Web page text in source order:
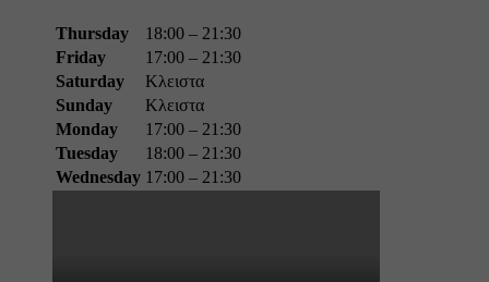
Thursday
18:00 – 21:30
Friday
17:00 – 21:30
Saturday
Κλειστα
Sunday
Κλειστα
Monday
17:00 – 21:30
Tuesday
18:00 – 21:30
Wednesday 17:00 – 21:30